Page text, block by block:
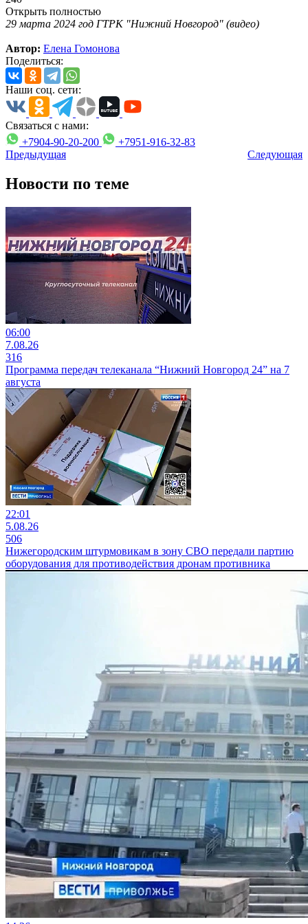
Открыть полностью
29 марта 2024 год ГТРК "Нижний Новгород" (видео)
Автор: Елена Гомонова
Поделиться:
Наши соц. сети:
Связаться с нами:
+7904-90-20-200
+7951-916-32-83
Предыдущая
Следующая
Новости по теме
06:00
7.08.26
316
Программа передач телеканала “Нижний Новгород 24” на 7
августа
22:01
5.08.26
506
Нижегородским штурмовикам в зону СВО передали партию
оборудования для противодействия дронам противника